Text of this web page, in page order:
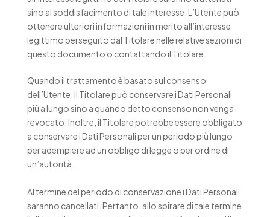
sino al soddisfacimento di tale interesse. L’Utente può
ottenere ulteriori informazioni in merito all’interesse
legittimo perseguito dal Titolare nelle relative sezioni di
questo documento o contattando il Titolare.
Quando il trattamento è basato sul consenso
dell’Utente, il Titolare può conservare i Dati Personali
più a lungo sino a quando detto consenso non venga
revocato. Inoltre, il Titolare potrebbe essere obbligato
a conservare i Dati Personali per un periodo più lungo
per adempiere ad un obbligo di legge o per ordine di
un’autorità.
Al termine del periodo di conservazione i Dati Personali
saranno cancellati. Pertanto, allo spirare di tale termine